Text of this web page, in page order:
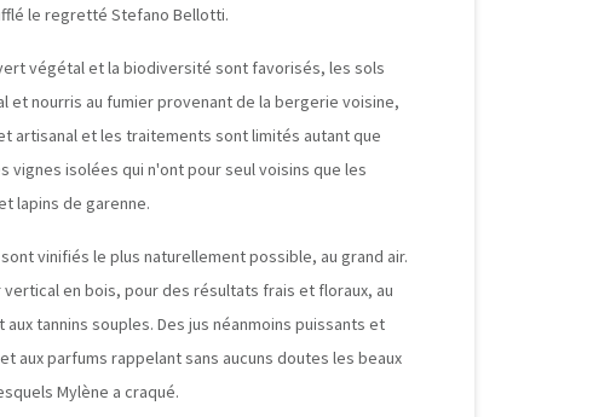
le regretté Stefano Bellotti.
végétal et la biodiversité sont favorisés, les sols
et nourris au fumier provenant de la bergerie voisine,
artisanal et les traitements sont limités autant que
vignes isolées qui n'ont pour seul voisins que les
lapins de garenne.
vinifiés le plus naturellement possible, au grand air.
en bois, pour des résultats frais et floraux, au
tannins souples. Des jus néanmoins puissants et
aux parfums rappelant sans aucuns doutes les beaux
Mylène a craqué.